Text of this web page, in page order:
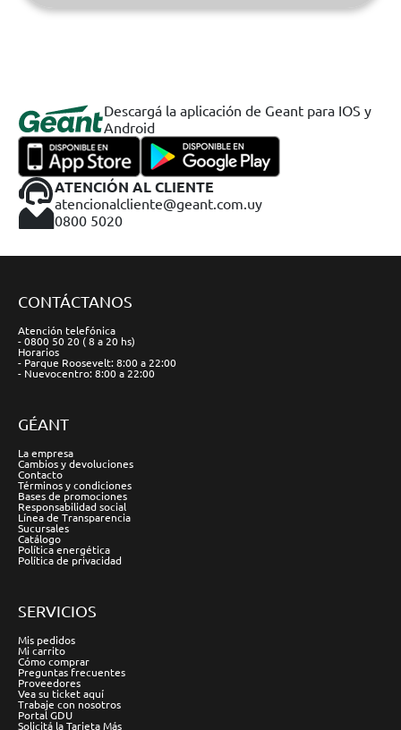
Descargá la aplicación de Geant para IOS y
Android
ATENCIÓN AL CLIENTE
atencionalcliente@geant.com.uy
0800 5020
CONTÁCTANOS
Atención telefónica
- 0800 50 20 ( 8 a 20 hs)
Horarios
- Parque Roosevelt: 8:00 a 22:00
- Nuevocentro: 8:00 a 22:00
GÉANT
La empresa
Cambios y devoluciones
Contacto
Términos y condiciones
Bases de promociones
Responsabilidad social
Línea de Transparencia
Sucursales
Catálogo
Política energética
Política de privacidad
SERVICIOS
Mis pedidos
Mi carrito
Cómo comprar
Preguntas frecuentes
Proveedores
Vea su ticket aquí
Trabaje con nosotros
Portal GDU
Solicitá la Tarjeta Más